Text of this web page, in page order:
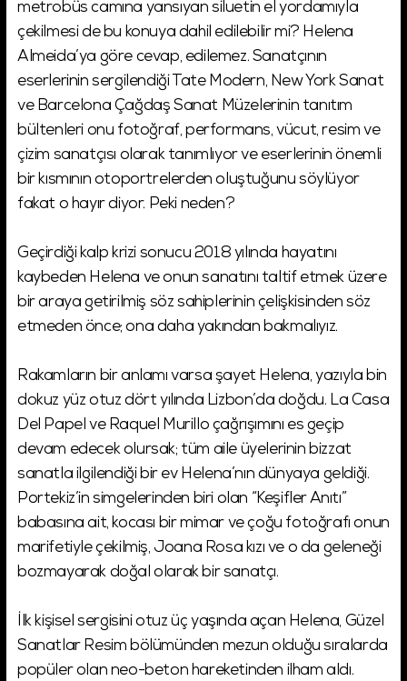
metrobüs camına yansıyan siluetin el yordamıyla
çekilmesi de bu konuya dahil edilebilir mi? Helena
Almeida’ya göre cevap, edilemez. Sanatçının
eserlerinin sergilendiği Tate Modern, New York Sanat
ve Barcelona Çağdaş Sanat Müzelerinin tanıtım
bültenleri onu fotoğraf, performans, vücut, resim ve
çizim sanatçısı olarak tanımlıyor ve eserlerinin önemli
bir kısmının otoportrelerden oluştuğunu söylüyor
fakat o hayır diyor. Peki neden?
Geçirdiği kalp krizi sonucu 2018 yılında hayatını
kaybeden Helena ve onun sanatını taltif etmek üzere
bir araya getirilmiş söz sahiplerinin çelişkisinden söz
etmeden önce; ona daha yakından bakmalıyız.
Rakamların bir anlamı varsa şayet Helena, yazıyla bin
dokuz yüz otuz dört yılında Lizbon’da doğdu. La Casa
Del Papel ve Raquel Murillo çağrışımını es geçip
devam edecek olursak; tüm aile üyelerinin bizzat
sanatla ilgilendiği bir ev Helena’nın dünyaya geldiği.
Portekiz’in simgelerinden biri olan “Keşifler Anıtı”
babasına ait, kocası bir mimar ve çoğu fotoğrafı onun
marifetiyle çekilmiş, Joana Rosa kızı ve o da geleneği
bozmayarak doğal olarak bir sanatçı.
İlk kişisel sergisini otuz üç yaşında açan Helena, Güzel
Sanatlar Resim bölümünden mezun olduğu sıralarda
popüler olan neo-beton hareketinden ilham aldı.